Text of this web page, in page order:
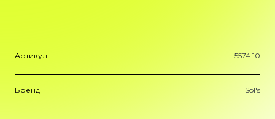
Артикул 5574.10
Бренд Sol's